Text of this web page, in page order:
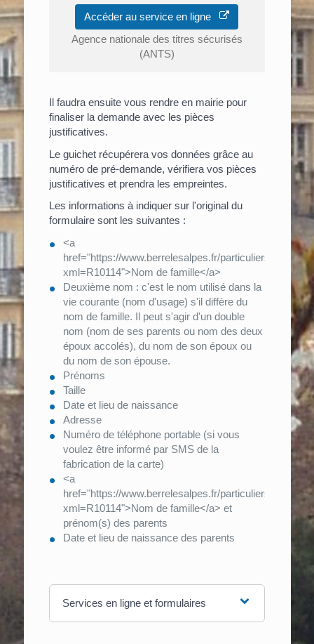
Accéder au service en ligne
Agence nationale des titres sécurisés
(ANTS)
Il faudra ensuite vous rendre en mairie pour
finaliser la demande avec les pièces
justificatives.
Le guichet récupérera vos données grâce au
numéro de pré-demande, vérifiera vos pièces
justificatives et prendra les empreintes.
Les informations à indiquer sur l'original du
formulaire sont les suivantes :
<a
href="https://www.berrelesalpes.fr/particuliers/?
xml=R10114">Nom de famille</a>
Deuxième nom : c'est le nom utilisé dans la
vie courante (nom d'usage) s'il diffère du
nom de famille. Il peut s'agir d'un double
nom (nom de ses parents ou nom des deux
époux accolés), du nom de son époux ou
du nom de son épouse.
Prénoms
Taille
Date et lieu de naissance
Adresse
Numéro de téléphone portable (si vous
voulez être informé par SMS de la
fabrication de la carte)
<a
href="https://www.berrelesalpes.fr/particuliers/?
xml=R10114">Nom de famille</a> et
prénom(s) des parents
Date et lieu de naissance des parents
Services en ligne et formulaires